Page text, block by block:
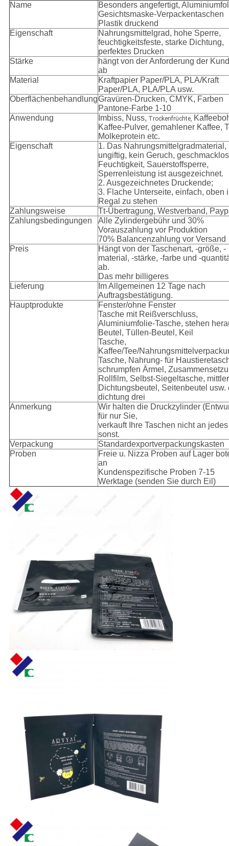
Name
Besonders angefertigt,
Gesichtsmaske-Verpackentaschen
Plastik druckend
Eigenschaft
Nahrungsmittelgrad, hohe Sperre,
feuchtigkeitsfeste, starke Dichtung,
perfektes Drucken
Stärke
hängt von der Anforderung der
ab
Material
Kraftpapier Paper/PLA, PLA/Kraft
Paper/PLA, PLA/PLA usw.
OberflächenbehandlungGravüren-Drucken, CMYK, Farben
Pantone-Farbe 1-10
Anwendung
Imbiss, Nuss, Trockenfrüchte,
Kaffee-Pulver, gemahlener Kaffee,
Molkeprotein etc.
Eigenschaft
1. Das Nahrungsmittelgradmaterial,
ungiftig, kein Geruch,
Feuchtigkeit, Sauerstoffsperre,
Sperrenleistung ist ausgezeichnet.
2. Ausgezeichnetes Druckende;
3. Flache Unterseite, einfach, oben
Regal zu stehen
Zahlungsweise
Tt-Übertragung, Westverband,
Zahlungsbedingungen
Alle Zylindergebühr und 30%
Vorauszahlung vor Produktion
70% Balancenzahlung vor Versand
Preis
Hängt von der Taschenart, -größe, -
material, -stärke, -farbe und -
ab.
Das mehr billigeres
Lieferung
Im Allgemeinen 12 Tage nach
Auftragsbestätigung.
Hauptprodukte
Fenster/ohne Fenster
Tasche mit Reißverschluss,
Aluminiumfolie-Tasche, stehen
Beutel, Tüllen-Beutel, Keil
Tasche,
Kaffee/Tee/
Tasche, Nahrung- für
schrumpfen Ärmel,
Rollfilm, Selbst-Siegeltasche,
Dichtungsbeutel, Seitenbeutel usw.
dichtung drei
Anmerkung
Wir halten die Druckzylinder
für nur Sie,
verkauft Ihre Taschen nicht an jedes
sonst.
Verpackung
Standardexportverpackungskasten
Proben
Freie u. Nizza Proben auf Lager
an
Kundenspezifische Proben 7-15
Werktage (senden Sie durch Eil)